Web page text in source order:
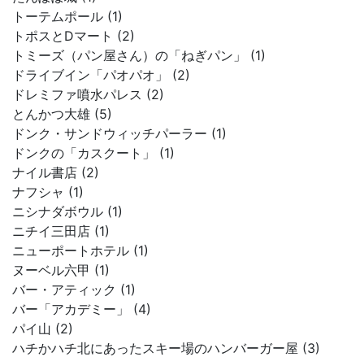
トーテムポール (1)
トポスとDマート (2)
トミーズ（パン屋さん）の「ねぎパン」 (1)
ドライブイン「パオパオ」 (2)
ドレミファ噴水パレス (2)
とんかつ大雄 (5)
ドンク・サンドウィッチパーラー (1)
ドンクの「カスクート」 (1)
ナイル書店 (2)
ナフシャ (1)
ニシナダボウル (1)
ニチイ三田店 (1)
ニューポートホテル (1)
ヌーベル六甲 (1)
バー・アティック (1)
バー「アカデミー」 (4)
パイ山 (2)
ハチかハチ北にあったスキー場のハンバーガー屋 (3)